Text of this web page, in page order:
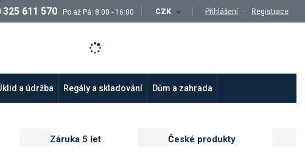
325 611 570 Po až Pá: 8:00 - 16:00 CZK Přihlášení Registrace
a údržba Regály a skladování Dům a zahrada
Záruka 5 let České produkty